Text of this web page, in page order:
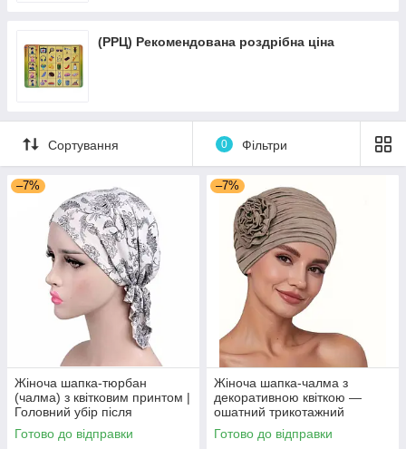
(РРЦ) Рекомендована роздрібна ціна
Сортування 0 Фільтри
–7%
Жіноча шапка-тюрбан
(чалма) з квітковим принтом |
Головний убір після
хіміотерапії, при алопеції |
Літня хустка на голову
Готово до відправки
–7%
Жіноча шапка-чалма з
декоративною квіткою —
ошатний трикотажний
тюрбан, колір Кава з
молоком
Готово до відправки